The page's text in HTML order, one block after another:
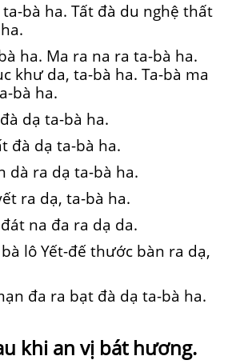
bà ha. Tất đà du nghệ thất
ha. Ma ra na ra ta-bà ha.
khư da, ta-bà ha. Ta-bà ma
bà ha.
dạ ta-bà ha.
đà dạ ta-bà ha.
dà ra dạ ta-bà ha.
ra dạ, ta-bà ha.
na đa ra dạ da.
lô Yết-đế thước bàn ra dạ,
đa ra bạt đà dạ ta-bà ha.
khi an vị bát hương.